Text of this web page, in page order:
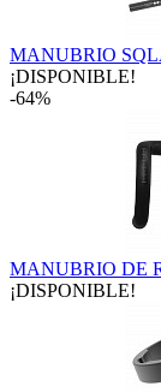
MANUBRIO
¡DISPONIBLE!
-64%
MANUBRIO DE
¡DISPONIBLE!